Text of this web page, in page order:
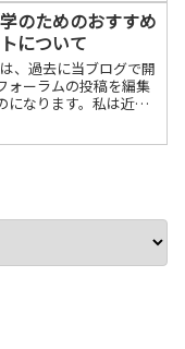
せん。留学に際し、両
りkin...
のためのおすすめ
について
、過去に当ブログで開
ォーラムの投稿を編集
になります。私は近い